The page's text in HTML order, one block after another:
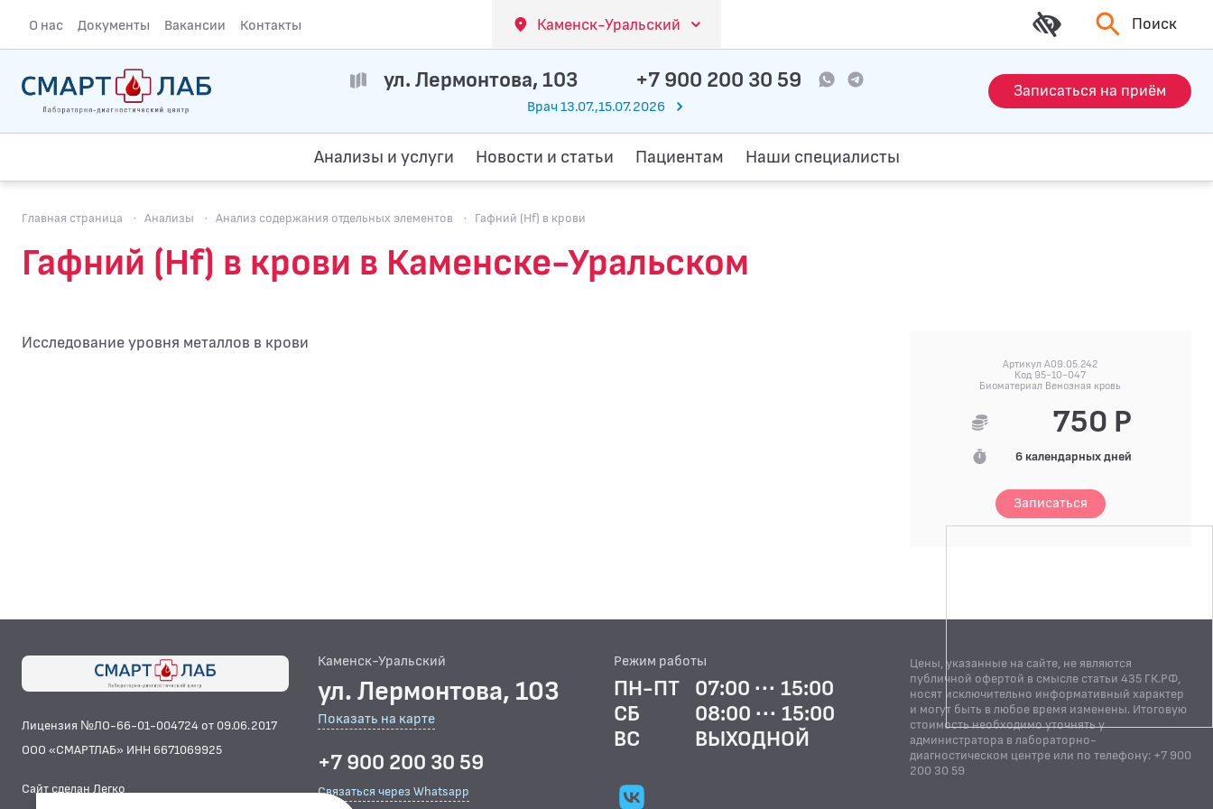
О нас Документы Вакансии Контакты Каменск-Уральский Поиск
ул. Лермонтова, 103 +7 900 200 30 59
Врач 13.07.,15.07.2026
Записаться на приём
Анализы и услуги Новости и статьи Пациентам Наши специалисты
Главная страница · Анализы · Анализ содержания отдельных элементов · Гафний (Hf) в крови
Гафний (Hf) в крови в Каменске-Уральском
Исследование уровня металлов в крови
Артикул A09.05.242
Код 95-10-047
Биоматериал Венозная кровь
750 Р
6 календарных дней
Записаться
Лицензия №ЛО-66-01-004724 от 09.06.2017
ООО «СМАРТЛАБ» ИНН 6671069925
Сайт сделан Легко
Каменск-Уральский
ул. Лермонтова, 103
Показать на карте
+7 900 200 30 59
Связаться через Whatsapp
Режим работы
ПН-ПТ
07:00 ··· 15:00
СБ
08:00 ··· 15:00
ВС
ВЫХОДНОЙ
Цены, указанные на сайте, не являются
публичной офертой в смысле статьи 435 ГК.РФ,
носят исключительно информативный характер
и могут быть в любое время изменены. Итоговую
стоимость необходимо уточнять у
администратора в лабораторно-
диагностическом центре или по телефону: +7 900
200 30 59